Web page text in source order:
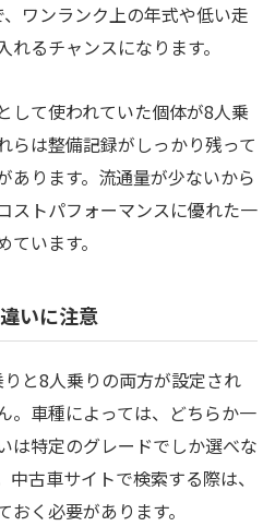
ワンランク上の年式や低い走
るチャンスになります。
して使われていた個体が8人乗
らは整備記録がしっかり残って
あります。流通量が少ないから
ストパフォーマンスに優れた一
います。
いに注意
と8人乗りの両方が設定され
。車種によっては、どちらか一
は特定のグレードでしか選べな
古車サイトで検索する際は、
く必要があります。